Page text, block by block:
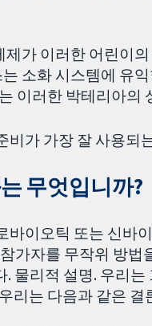
가 이러한 어린이
소화 시스템에 유
이러한 박테리아의
비가 가장 잘 사용되
무엇입니까?
바이오틱 또는 신바
가자를 무작위 방법
물리적 설명. 우리
리는 다음과 같은 결